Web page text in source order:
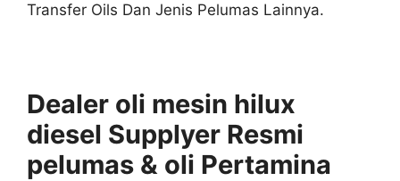
Transfer Oils Dan Jenis Pelumas Lainnya.
Dealer oli mesin hilux
diesel Supplyer Resmi
pelumas & oli Pertamina